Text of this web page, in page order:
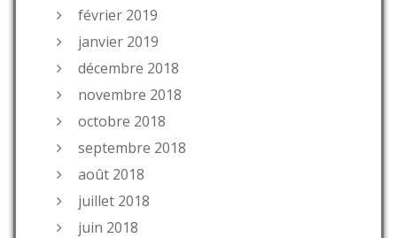
février 2019
janvier 2019
décembre 2018
novembre 2018
octobre 2018
septembre 2018
août 2018
juillet 2018
juin 2018